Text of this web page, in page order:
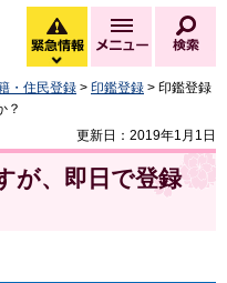
緊急情報
緊急情報を開く
メニュー
・住民登録 > 印鑑登録 > 印鑑登録
？
更新日：2019年1月1日
が、即日で登録